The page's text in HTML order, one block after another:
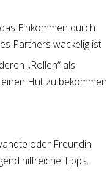
Einkommen durch
Partners wackelig ist
„Rollen“ als
Hut zu bekommen
oder Freundin
hilfreiche Tipps.